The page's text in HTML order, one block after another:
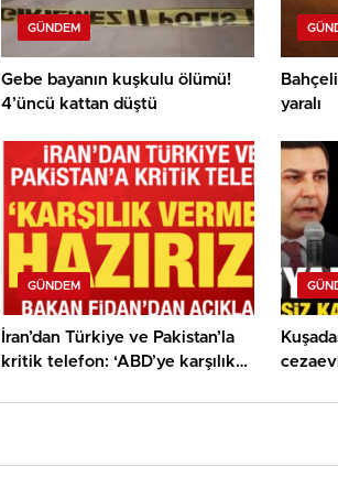
GÜNDEM
Gebe bayanın kuşkulu ölümü!
4’üncü kattan düştü
yaralı
GÜNDEM
İran’dan Türkiye ve Pakistan’la
kritik telefon: ‘ABD’ye karşılık